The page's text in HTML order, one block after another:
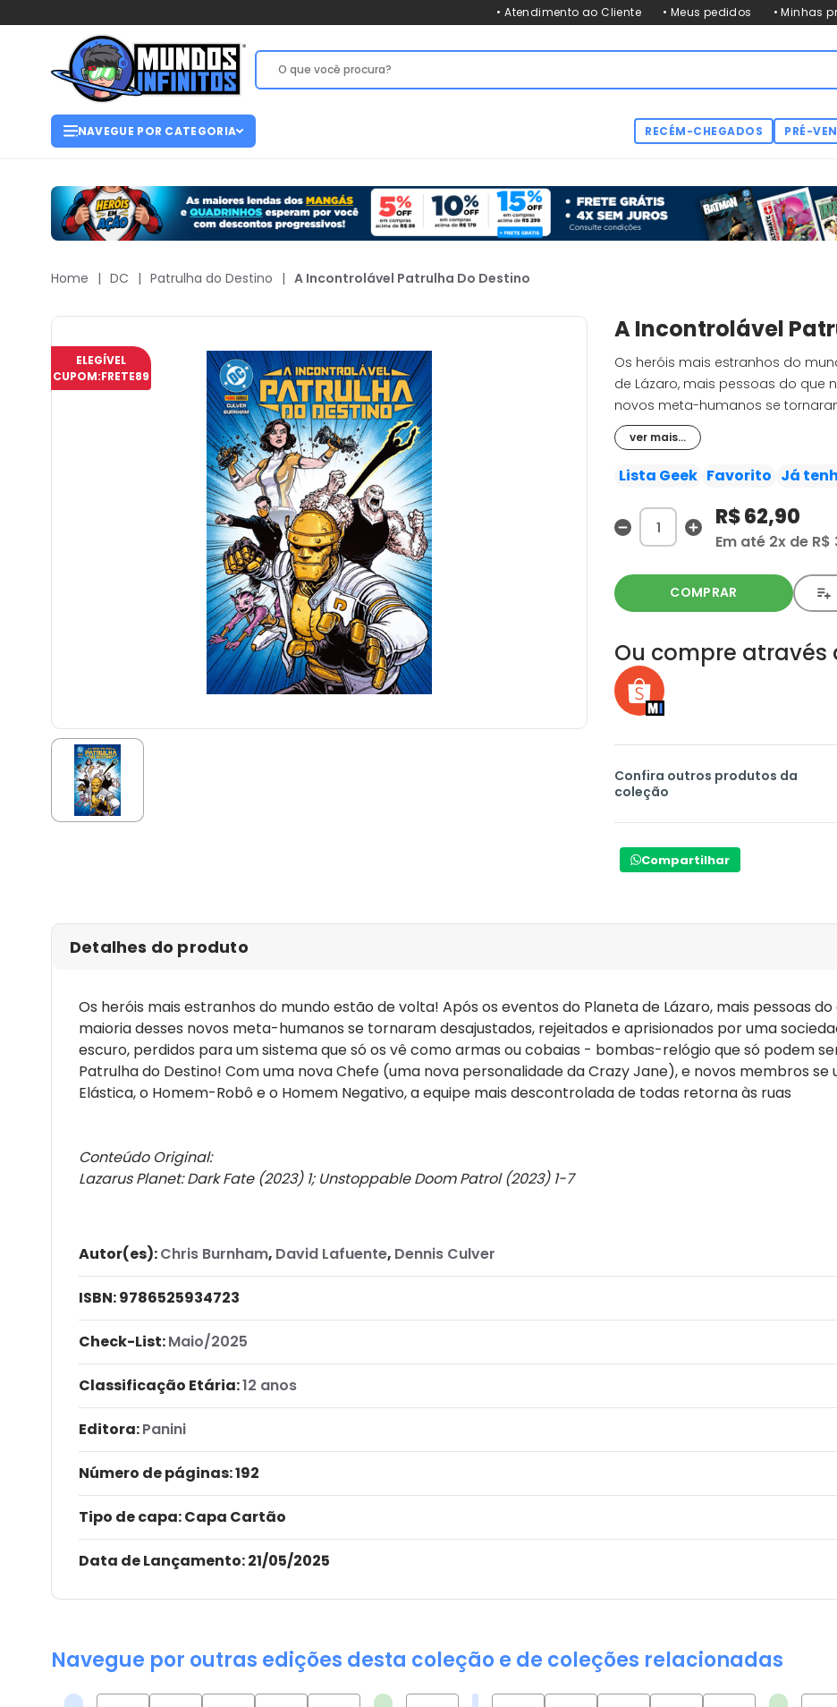
• Atendimento ao Cliente • Meus pedidos • Minhas
NAVEGUE POR CATEGORIA RECÉM-CHEGADOS PRÉ-
Home | DC | Patrulha do Destino | A Incontrolável Patrulha Do Destino
ELEGÍVEL
CUPOM:FRETE89
A Incontrolável
Os heróis mais estranhos do
de Lázaro, mais pessoas do que
novos meta-humanos se
uma sociedade medrosa. Estão
sistema que só os vê como
ser desarmadas pela
clássicos como a Mulher
mais descontrolada de todas
ver mais...
Lista Geek Favorito Já
R$ 62,90
Em até 2x de R$
COMPRAR
Ou compre
Confira outros produtos da
coleção
Compartilhar
Detalhes do produto
Os heróis mais estranhos do mundo estão de volta! Após os eventos do Planeta de Lázaro, mais pessoas
maioria desses novos meta-humanos se tornaram desajustados, rejeitados e aprisionados por uma
escuro, perdidos para um sistema que só os vê como armas ou cobaias - bombas-relógio que só podem
Patrulha do Destino! Com uma nova Chefe (uma nova personalidade da Crazy Jane), e novos membros se
Elástica, o Homem-Robô e o Homem Negativo, a equipe mais descontrolada de todas retorna às ruas
Conteúdo Original:
Lazarus Planet: Dark Fate (2023) 1; Unstoppable Doom Patrol (2023) 1-7
Autor(es):Chris Burnham, David Lafuente, Dennis Culver
ISBN:9786525934723
Check-List:Maio/2025
Classificação Etária:12 anos
Editora:Panini
Número de páginas: 192
Tipo de capa:Capa Cartão
Data de Lançamento:21/05/2025
Navegue por outras edições desta coleção e de coleções relacionadas